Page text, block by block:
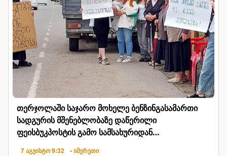
თერჯოლაში საჯარო მოხელე ბენზინგასამართი
სადგურის მშენებლობაზე დაწერილი
ფეისბუკპოსტის გამო სამსახურიდან
7 აგვისტო 9:32 • იმერეთი